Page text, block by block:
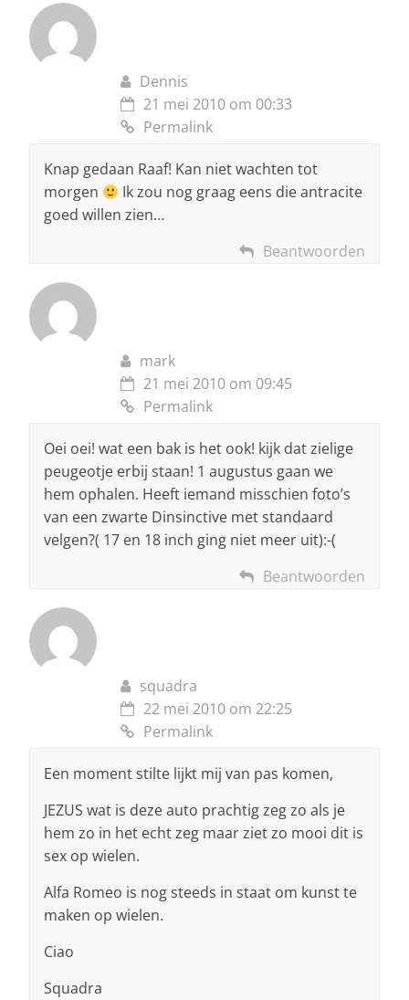
Dennis
21 mei 2010 om 00:33
Permalink
Knap gedaan Raaf! Kan niet wachten tot
morgen
Ik zou nog graag eens die antracite
goed willen zien…
Beantwoorden
mark
21 mei 2010 om 09:45
Permalink
Oei oei! wat een bak is het ook! kijk dat zielige
peugeotje erbij staan! 1 augustus gaan we
hem ophalen. Heeft iemand misschien foto’s
van een zwarte Dinsinctive met standaard
velgen?( 17 en 18 inch ging niet meer uit):-(
Beantwoorden
squadra
22 mei 2010 om 22:25
Permalink
Een moment stilte lijkt mij van pas komen,
JEZUS wat is deze auto prachtig zeg zo als je
hem zo in het echt zeg maar ziet zo mooi dit is
sex op wielen.
Alfa Romeo is nog steeds in staat om kunst te
maken op wielen.
Ciao
Squadra